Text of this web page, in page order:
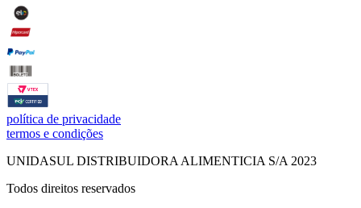
política de privacidade
termos e condições
UNIDASUL DISTRIBUIDORA ALIMENTICIA S/A 2023
Todos direitos reservados